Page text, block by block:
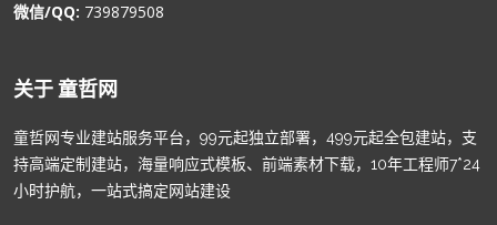
微信/QQ: 739879508
关于 童哲网
童哲网专业建站服务平台，99元起独立部署，499元起全包建站，支
持高端定制建站，海量响应式模板、前端素材下载，10年工程师7*24
小时护航，一站式搞定网站建设